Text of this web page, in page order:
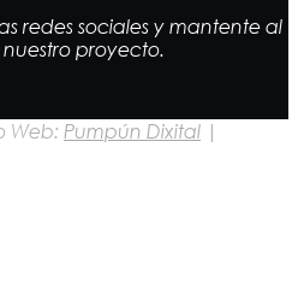
redes sociales y mantente al
proyecto.
Web: Pumpún Dixital |